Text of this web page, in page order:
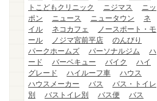
トこどもクリニック
ニジマス
ニッ
ポン
ニュース ニュータウン
ネ
イル
ネコカフェ
ノースポート・モ
ール
ノジマ宮前平店
のんびり
パークホームズ
パーソナルジム
ハ
ード
バーベキュー バイク
ハイ
グレード
ハイルーフ車
ハウス
ハウスメーカー
バス
バス・トイレ
別
バストイレ別 バス便
バス